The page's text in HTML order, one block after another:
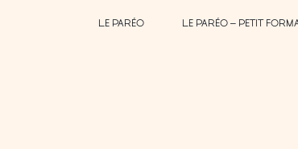
LE PARÉO LE PARÉO – PETIT